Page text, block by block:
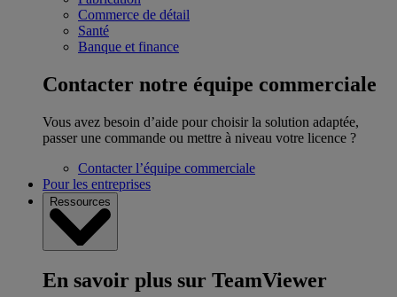
Commerce de détail
Santé
Banque et finance
Contacter notre équipe commerciale
Vous avez besoin d’aide pour choisir la solution adaptée,
passer une commande ou mettre à niveau votre licence ?
Contacter l’équipe commerciale
Pour les entreprises
Ressources
En savoir plus sur TeamViewer